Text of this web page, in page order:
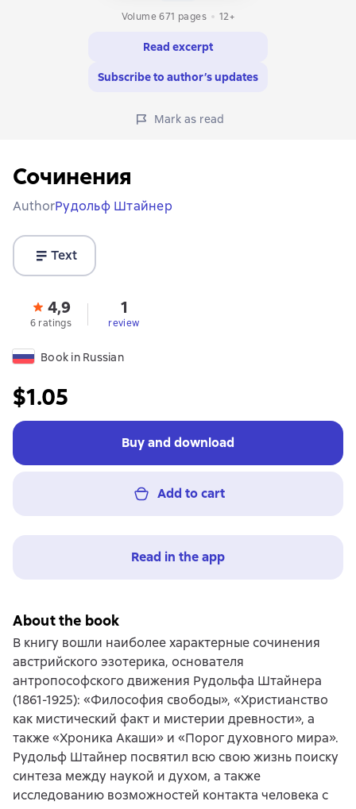
Volume 671 pages
12+
Read excerpt
Subscribe to author’s updates
Mark as read
Сочинения
AuthorРудольф Штайнер
Text
4,9
6 ratings
1
review
Book in Russian
$1.05
Buy and download
Add to cart
Read in the app
About the book
В книгу вошли наиболее характерные сочинения
австрийского эзотерика, основателя
антропософского движения Рудольфа Штайнера
(1861-1925): «Философия свободы», «Христианство
как мистический факт и мистерии древности», а
также «Хроника Акаши» и «Порог духовного мира».
Рудольф Штайнер посвятил всю свою жизнь поиску
синтеза между наукой и духом, а также
исследованию возможностей контакта человека с